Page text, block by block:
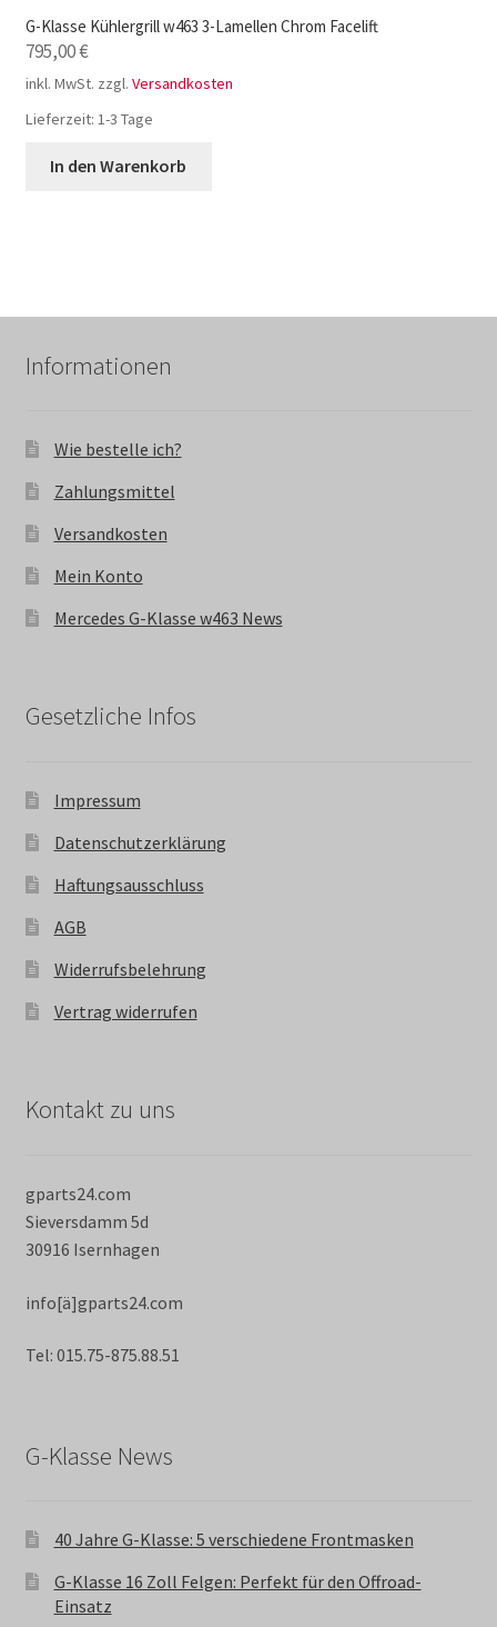
G-Klasse Kühlergrill w463 3-Lamellen Chrom Facelift
795,00€
inkl. MwSt. zzgl. Versandkosten
Lieferzeit: 1-3 Tage
In den Warenkorb
Informationen
Wie bestelle ich?
Zahlungsmittel
Versandkosten
Mein Konto
Mercedes G-Klasse w463 News
Gesetzliche Infos
Impressum
Datenschutzerklärung
Haftungsausschluss
AGB
Widerrufsbelehrung
Vertrag widerrufen
Kontakt zu uns
gparts24.com
Sieversdamm 5d
30916 Isernhagen
info[ä]gparts24.com
Tel: 015.75-875.88.51
G-Klasse News
40 Jahre G-Klasse: 5 verschiedene Frontmasken
G-Klasse 16 Zoll Felgen: Perfekt für den Offroad-
Einsatz